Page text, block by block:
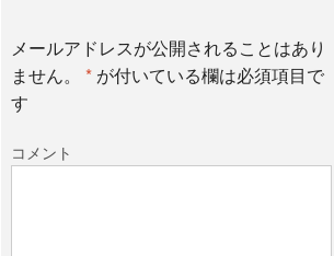
メールアドレスが公開されることはあり
ません。
* が付いている欄は必須項目で
す
コメント